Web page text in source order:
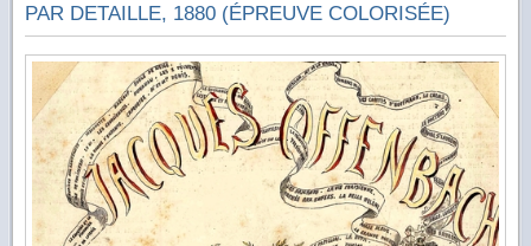
PAR DETAILLE, 1880 (ÉPREUVE COLORISÉE)